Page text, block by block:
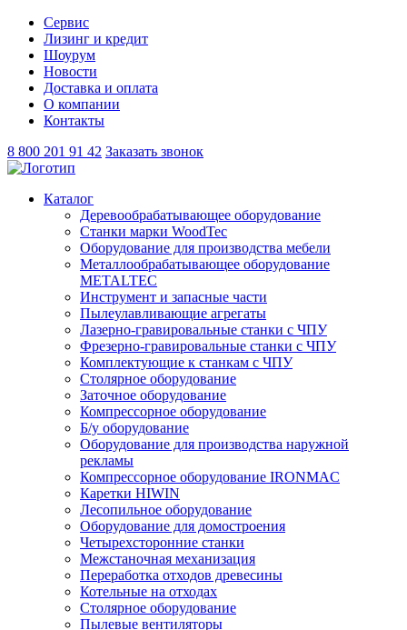
Сервис
Лизинг и кредит
Шоурум
Новости
Доставка и оплата
О компании
Контакты
8 800 201 91 42 Заказать звонок
Каталог
Деревообрабатывающее оборудование
Станки марки WoodTec
Оборудование для производства мебели
Металлообрабатывающее оборудование
METALTEC
Инструмент и запасные части
Пылеулавливающие агрегаты
Лазерно-гравировальные станки с ЧПУ
Фрезерно-гравировальные станки с ЧПУ
Комплектующие к станкам с ЧПУ
Столярное оборудование
Заточное оборудование
Компрессорное оборудование
Б/у оборудование
Оборудование для производства наружной
рекламы
Компрессорное оборудование IRONMAC
Каретки HIWIN
Лесопильное оборудование
Оборудование для домостроения
Четырехсторонние станки
Межстаночная механизация
Переработка отходов древесины
Котельные на отходах
Столярное оборудование
Пылевые вентиляторы